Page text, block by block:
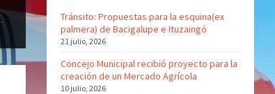
Tránsito: Propuestas para la esquina(ex
palmera) de Bacigalupe e Ituzaingó
21 julio, 2026
Concejo Municipal recibió proyecto para la
creación de un Mercado Agrícola
10 julio, 2026